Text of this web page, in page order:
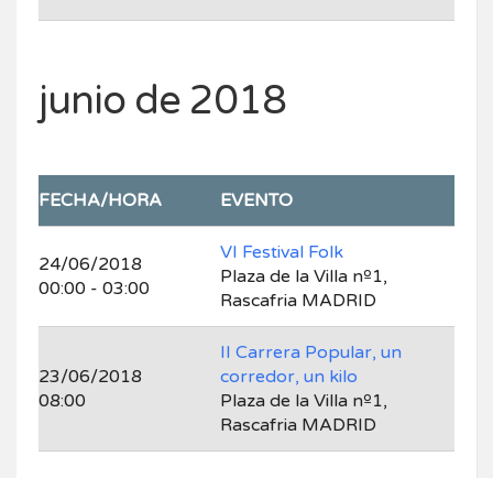
junio de 2018
FECHA/HORA EVENTO
24/06/2018
00:00 - 03:00
VI Festival Folk
Plaza de la Villa nº1,
Rascafria MADRID
23/06/2018
08:00
II Carrera Popular, un
corredor, un kilo
Plaza de la Villa nº1,
Rascafria MADRID